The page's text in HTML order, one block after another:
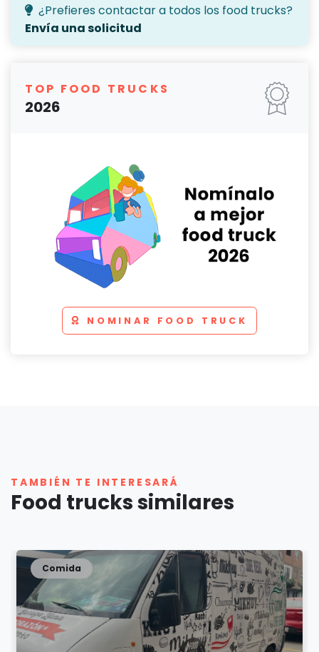
¿Prefieres contactar a todos los food trucks?
Envía una solicitud
TOP FOOD TRUCKS
2026
NOMINAR FOOD TRUCK
TAMBIÉN TE INTERESARÁ
Food trucks similares
Comida